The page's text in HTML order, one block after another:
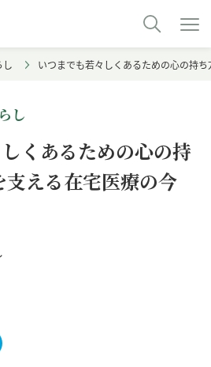
し いつまでも若々しくあるための心の持
し
くあるための心の持
支える在宅医療の今